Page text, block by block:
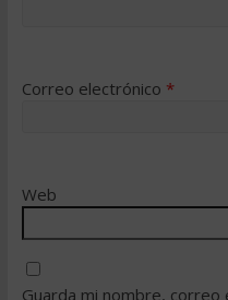
Correo electrónico *
Web
Guarda mi nombre,